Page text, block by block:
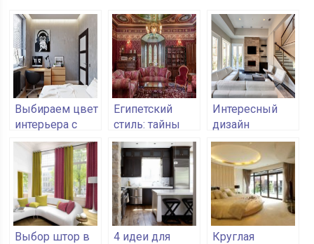
Выбираем цвет
интерьера с
учётом его
влияния на
человека
Египетский
стиль: тайны
древних
цивилизаций в
вашем доме
Интересный
дизайн
гостиной
комнаты
Выбор штор в
4 идеи для
Круглая